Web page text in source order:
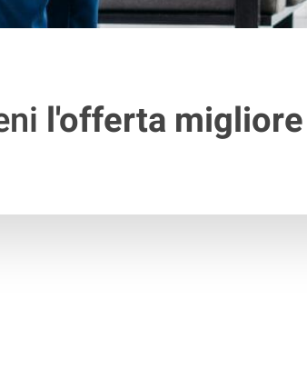
l'offerta migliore